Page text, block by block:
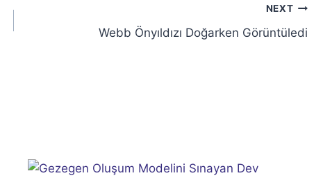
NEXT
Webb Önyıldızı Doğarken Görüntüledi